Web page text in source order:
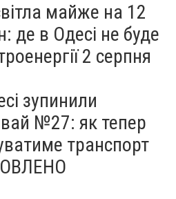
майже на 12
де в Одесі не буде
2 серпня
зупинили
№27: як тепер
транспорт